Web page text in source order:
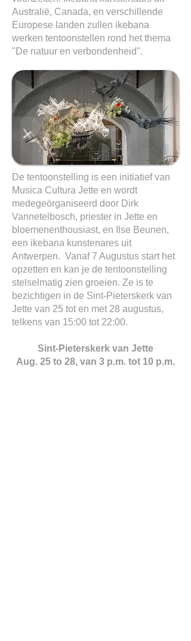
Australië, Canada, en verschillende
Europese landen zullen ikebana
werken tentoonstellen rond het thema
"De natuur en verbondenheid".
De tentoonstelling is een initiatief van
Musica Cultura Jette en wordt
medegeörganiseerd door Dirk
Vannetelbosch, priester in Jette en
bloemenenthousiast, en Ilse Beunen,
een ikebana kunstenares uit
Antwerpen. Vanaf 7 Augustus start het
opzetten en kan je de tentoonstelling
stelselmatig zien groeien. Ze is te
bezichtigen in de Sint-Pieterskerk van
Jette van 25 tot en met 28 augustus,
telkens van 15:00 tot 22:00.
Sint-Pieterskerk van Jette
Aug. 25 to 28, van 3 p.m. tot 10 p.m.